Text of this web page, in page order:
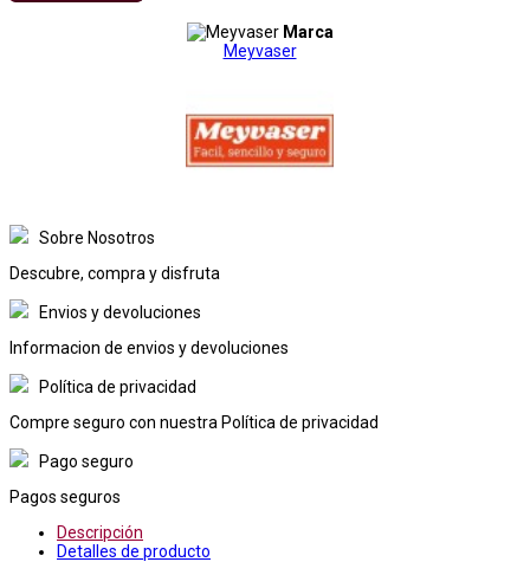
Marca
Meyvaser
Sobre Nosotros
Descubre, compra y disfruta
Envios y devoluciones
Informacion de envios y devoluciones
Política de privacidad
Compre seguro con nuestra Política de privacidad
Pago seguro
Pagos seguros
Descripción
Detalles de producto